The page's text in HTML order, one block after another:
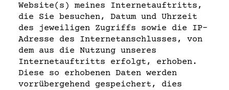
Website(s) meines Internetauftritts,
die Sie besuchen, Datum und Uhrzeit
des jeweiligen Zugriffs sowie die IP-
Adresse des Internetanschlusses, von
dem aus die Nutzung unseres
Internetauftritts erfolgt, erhoben.
Diese so erhobenen Daten werden
vorrübergehend gespeichert, dies